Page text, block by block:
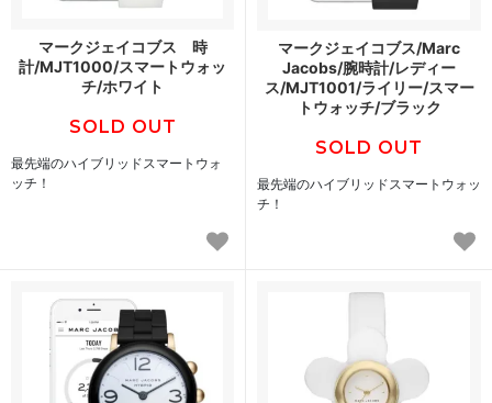
マークジェイコブス 時
計/MJT1000/スマートウォッ
チ/ホワイト
SOLD OUT
最先端のハイブリッドスマートウォ
ッチ！
マークジェイコブス/Marc
Jacobs/腕時計/レディー
ス/MJT1001/ライリー/スマー
トウォッチ/ブラック
SOLD OUT
最先端のハイブリッドスマートウォッ
チ！